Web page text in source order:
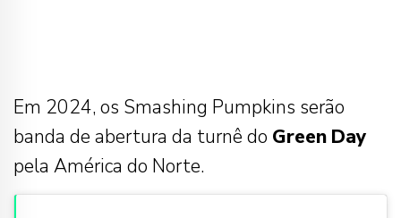
Em 2024, os Smashing Pumpkins serão
banda de abertura da turnê do Green Day
pela América do Norte.